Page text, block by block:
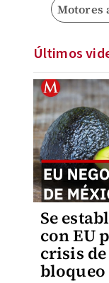
Motores
Últimos
Se
con EU
crisis
bloqueo